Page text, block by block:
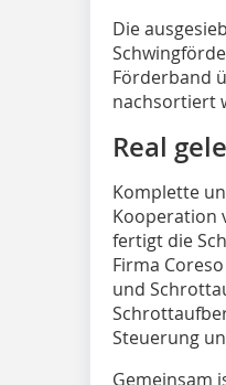
Die
Förderband
nachsortiert
Real
Komplette
Kooperation
fertigt die
Firma
und
Steuerung
Gemeinsam